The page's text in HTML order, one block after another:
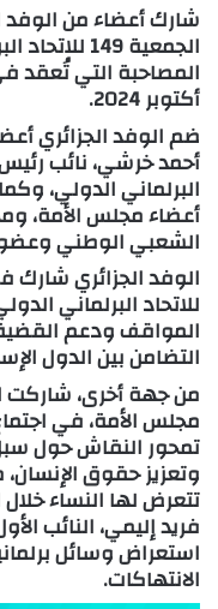
شارك أعضاء من الوفد
الجمعية 149
أكتوبر 2024.
ضم الوفد الجزائري
أحمد خرشي، نائب
البرلماني الدولي،
أعضاء مجلس الأمة،
الشعبي الوطني وعضو
الوفد الجزائري شارك
للاتحاد البرلماني
المواقف ودعم
التضامن بين الدول
من جهة أخرى، شاركت
مجلس الأمة، في
تمحور النقاش حول
وتعزيز حقوق الإنسان،
تتعرض لها النساء
فريد إليمي، النائب
استعراض وسائل
الانتهاكات.